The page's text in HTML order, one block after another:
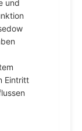
und
Eintritt